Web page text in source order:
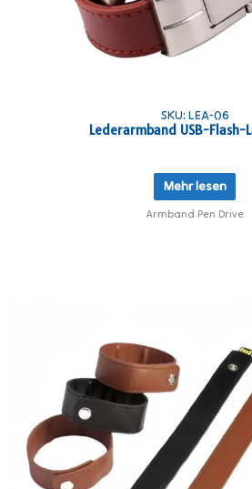
SKU: LEA-06
Lederarmband USB-Flash-
Mehr lesen
Armband Pen Drive